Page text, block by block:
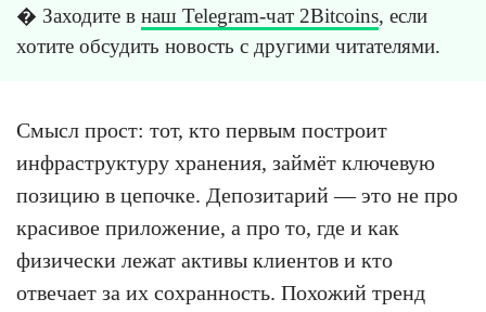
� Заходите в наш Telegram-чат 2Bitcoins, если
хотите обсудить новость с другими читателями.
Смысл прост: тот, кто первым построит
инфраструктуру хранения, займёт ключевую
позицию в цепочке. Депозитарий — это не про
красивое приложение, а про то, где и как
физически лежат активы клиентов и кто
отвечает за их сохранность. Похожий тренд